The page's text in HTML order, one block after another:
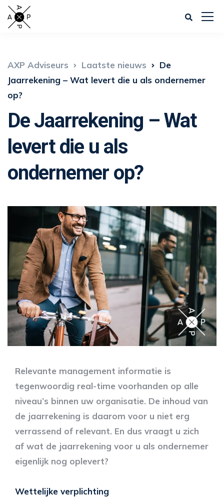
AXP Adviseurs Laatste nieuws
De
Jaarrekening – Wat levert die u als ondernemer
op?
De Jaarrekening – Wat
levert die u als
ondernemer op?
Relevante management informatie is
tegenwoordig real-time voorhanden op alle
niveau’s binnen uw organisatie. De inhoud van
de jaarrekening is daarom voor u niet erg
verrassend of relevant. En dus vraagt u zich
af wat de jaarrekening voor u als ondernemer
eigenlijk nog oplevert?
Wettelijke verplichting